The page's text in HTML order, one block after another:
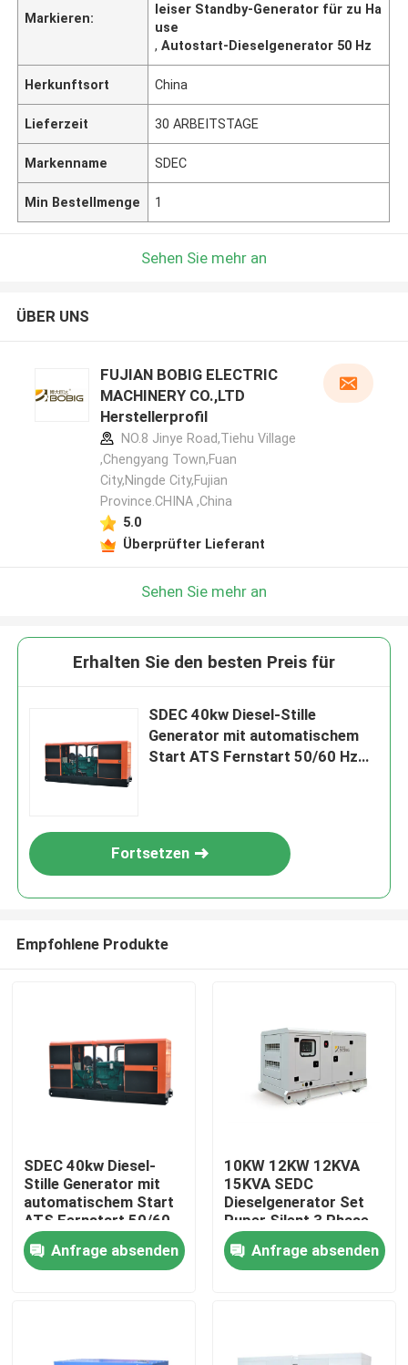
Haus
Videos
Markieren:
leiser Standby-Generator für zu Ha
use
,Autostart-Dieselgenerator 50 Hz
Herkunftsort China
Lieferzeit 30 ARBEITSTAGE
Markenname SDEC
Min Bestellmenge 1
Sehen Sie mehr an
ÜBER UNS
FUJIAN BOBIG ELECTRIC
MACHINERY CO.,LTD
Herstellerprofil
NO.8 Jinye Road,Tiehu Village
,Chengyang Town,Fuan
City,Ningde City,Fujian
Province.CHINA ,China
5.0
Überprüfter Lieferant
Sehen Sie mehr an
Erhalten Sie den besten Preis für
SDEC 40kw Diesel-Stille
Generator mit automatischem
Start ATS Fernstart 50/60 Hz
Fortsetzen
Empfohlene Produkte
SDEC 40kw Diesel-
Stille Generator mit
automatischem Start
ATS Fernstart 50/60
Hz für Zuhause
Anfrage absenden
10KW 12KW 12KVA
15KVA SEDC
Dieselgenerator Set
Puper Silent 3 Phase
50Hz wassergekühlt
Fabrik Direktverkauf
Notfall
Anfrage absenden